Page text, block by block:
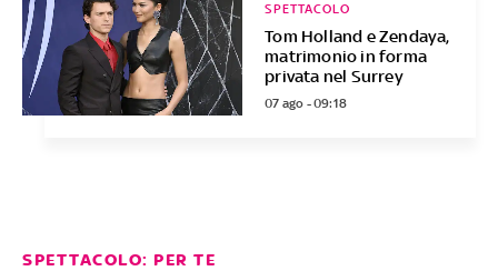
Tom Holland e Zendaya,
matrimonio in forma
privata nel Surrey
SPETTACOLO
07 ago - 09:18
SPETTACOLO: PER TE